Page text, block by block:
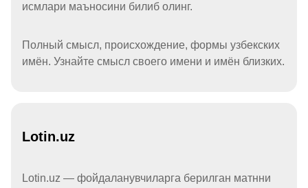
исмлари маъносини билиб олинг.
Полный смысл, происхождение, формы узбекских
имён. Узнайте смысл своего имени и имён близких.
Lotin.uz
Lotin.uz — фойдаланувчиларга берилган матнни